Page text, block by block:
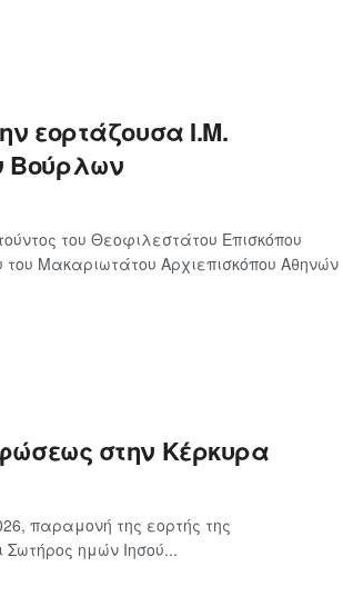
εορτάζουσα Ι.Μ.
Βούρλων
του Θεοφιλεστάτου Επισκόπου
του Μακαριωτάτου Αρχιεπισκόπου Αθηνών
στην Κέρκυρα
παραμονή της εορτής της
ημών Ιησού...